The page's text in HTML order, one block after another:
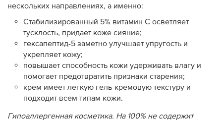
нескольких направлениях, а именно:
Стабилизированный 5% витамин С осветляет
тусклость, придает коже сияние;
гексапептид-5 заметно улучшает упругость и
укрепляет кожу;
повышает способность кожи удерживать влагу и
помогает предотвратить признаки старения;
крем имеет легкую гель-кремовую текстуру и
подходит всем типам кожи.
Гипоаллергенная косметика. На 100% не содержит